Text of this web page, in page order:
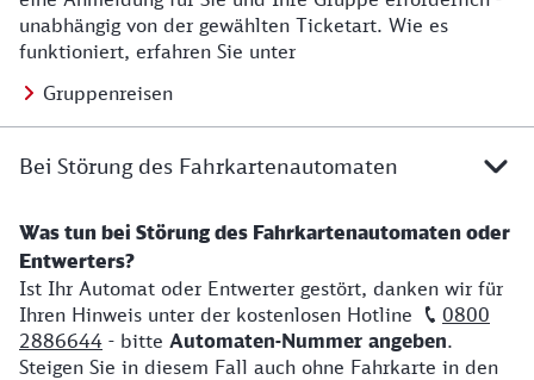
unabhängig von der gewählten Ticketart. Wie es
funktioniert, erfahren Sie unter
Gruppenreisen
Bei Störung des Fahrkartenautomaten
Was tun bei Störung des Fahrkartenautomaten oder
Entwerters?
Ist Ihr Automat oder Entwerter gestört, danken wir für
Ihren Hinweis unter der kostenlosen Hotline
0800
2886644 - bitte Automaten-Nummer angeben.
Steigen Sie in diesem Fall auch ohne Fahrkarte in den